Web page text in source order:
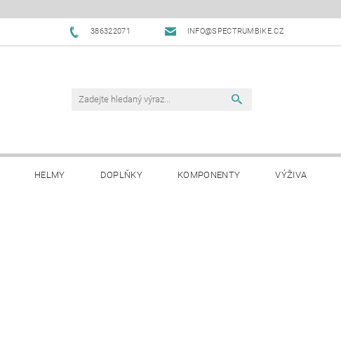
386322071 INFO@SPECTRUMBIKE.CZ
HELMY DOPLŇKY KOMPONENTY VÝŽIVA